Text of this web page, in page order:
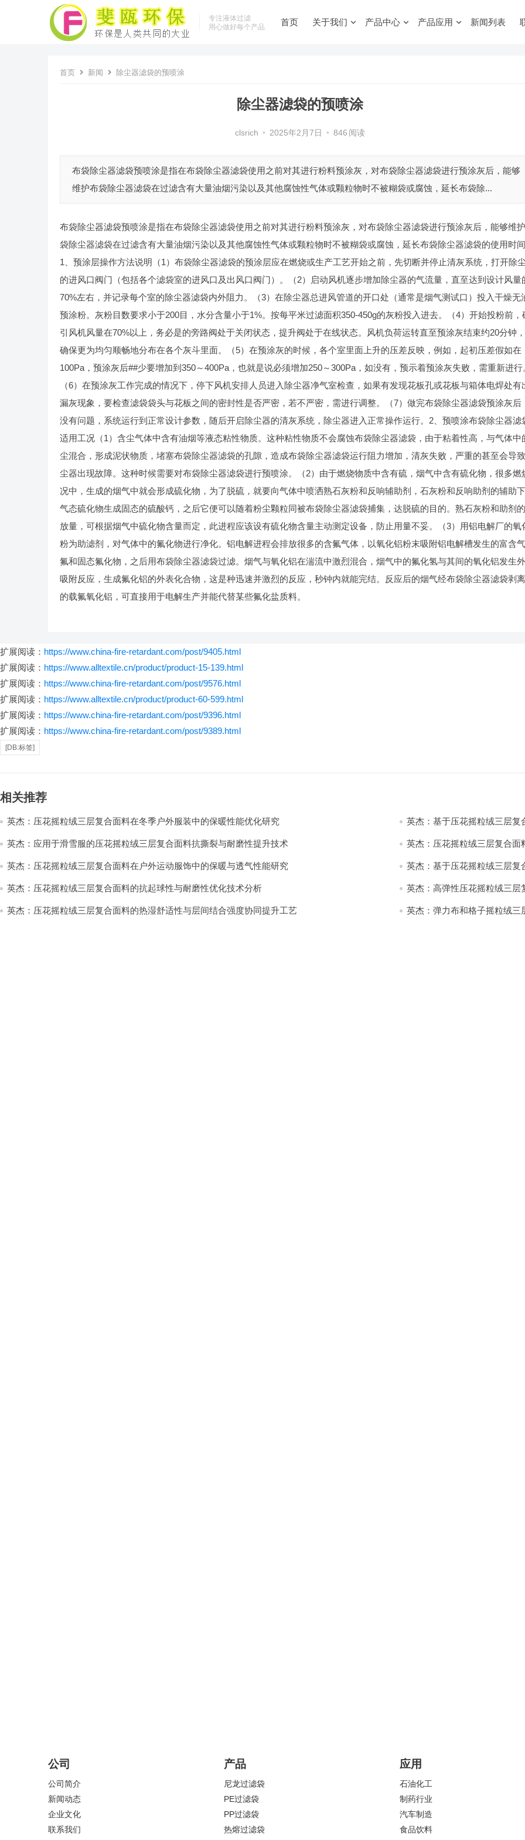
专注液体过滤
用心做好每个产品
首页 关于我们 产品中心 产品应用 新闻列表
首页 新闻 除尘器滤袋的预喷涂
除尘器滤袋的预喷涂
clsrich • 2025年2月7日 • 846 阅读
布袋除尘器滤袋预喷涂是指在布袋除尘器滤袋使用之前对其进行粉料预涂灰，对布袋除尘器滤袋进行预涂灰后，能够
维护布袋除尘器滤袋在过滤含有大量油烟污染以及其他腐蚀性气体或颗粒物时不被糊袋或腐蚀，延长布袋除...
布袋除尘器滤袋预喷涂是指在布袋除尘器滤袋使用之前对其进行粉料预涂灰，对布袋除尘器滤袋进行预涂灰后，能够维
袋除尘器滤袋在过滤含有大量油烟污染以及其他腐蚀性气体或颗粒物时不被糊袋或腐蚀，延长布袋除尘器滤袋的使用时间
1、预涂层操作方法说明（1）布袋除尘器滤袋的预涂层应在燃烧或生产工艺开始之前，先切断并停止清灰系统，打开除
的进风口阀门（包括各个滤袋室的进风口及出风口阀门）。（2）启动风机逐步增加除尘器的气流量，直至达到设计风量
70%左右，并记录每个室的除尘器滤袋内外阻力。（3）在除尘器总进风管道的开口处（通常是烟气测试口）投入干燥无
预涂粉。灰粉目数要求小于200目，水分含量小于1%。按每平米过滤面积350-450g的灰粉投入进去。（4）开始投粉前，
引风机风量在70%以上，务必是的旁路阀处于关闭状态，提升阀处于在线状态。风机负荷运转直至预涂灰结束约20分钟
确保更为均匀顺畅地分布在各个灰斗里面。（5）在预涂灰的时候，各个室里面上升的压差反映，例如，起初压差假如在
100Pa，预涂灰后##少要增加到350～400Pa，也就是说必须增加250～300Pa，如没有，预示着预涂灰失败，需重新进行
（6）在预涂灰工作完成的情况下，停下风机安排人员进入除尘器净气室检查，如果有发现花板孔或花板与箱体电焊处有
漏灰现象，要检查滤袋袋头与花板之间的密封性是否严密，若不严密，需进行调整。（7）做完布袋除尘器滤袋预涂灰后
没有问题，系统运行到正常设计参数，随后开启除尘器的清灰系统，除尘器进入正常操作运行。2、预喷涂布袋除尘器滤
适用工况（1）含尘气体中含有油烟等液态粘性物质。这种粘性物质不会腐蚀布袋除尘器滤袋，由于粘着性高，与气体中
尘混合，形成泥状物质，堵塞布袋除尘器滤袋的孔隙，造成布袋除尘器滤袋运行阻力增加，清灰失败，严重的甚至会导
尘器出现故障。这种时候需要对布袋除尘器滤袋进行预喷涂。（2）由于燃烧物质中含有硫，烟气中含有硫化物，很多燃
况中，生成的烟气中就会形成硫化物，为了脱硫，就要向气体中喷洒熟石灰粉和反响辅助剂，石灰粉和反响助剂的辅助下
气态硫化物生成固态的硫酸钙，之后它便可以随着粉尘颗粒同被布袋除尘器滤袋捕集，达脱硫的目的。熟石灰粉和助剂
放量，可根据烟气中硫化物含量而定，此进程应该设有硫化物含量主动测定设备，防止用量不妥。（3）用铝电解厂的氧
粉为助滤剂，对气体中的氟化物进行净化。铝电解进程会排放很多的含氟气体，以氧化铝粉末吸附铝电解槽发生的富含
氟和固态氟化物，之后用布袋除尘器滤袋过滤。烟气与氧化铝在湍流中激烈混合，烟气中的氟化氢与其间的氧化铝发生
吸附反应，生成氟化铝的外表化合物，这是种迅速并激烈的反应，秒钟内就能完结。反应后的烟气经布袋除尘器滤袋剥
的载氟氧化铝，可直接用于电解生产并能代替某些氟化盐质料。
扩展阅读： https://www.china-fire-retardant.com/post/9405.html
扩展阅读： https://www.alltextile.cn/product/product-15-139.html
扩展阅读： https://www.china-fire-retardant.com/post/9576.html
扩展阅读： https://www.alltextile.cn/product/product-60-599.html
扩展阅读： https://www.china-fire-retardant.com/post/9396.html
扩展阅读： https://www.china-fire-retardant.com/post/9389.html
[DB:标签]
相关推荐
英杰：压花摇粒绒三层复合面料在冬季户外服装中的保暖性能优化研究 英杰：基于压花摇粒绒三层
英杰：应用于滑雪服的压花摇粒绒三层复合面料抗撕裂与耐磨性提升技术 英杰：压花摇粒绒三层复合
英杰：压花摇粒绒三层复合面料在户外运动服饰中的保暖与透气性能研究 英杰：基于压花摇粒绒三层复
英杰：压花摇粒绒三层复合面料的抗起球性与耐磨性优化技术分析 英杰：高弹性压花摇粒绒三层
英杰：压花摇粒绒三层复合面料的热湿舒适性与层间结合强度协同提升工艺 英杰：弹力布和格子摇粒绒
公司
公司简介
新闻动态
企业文化
联系我们
产品
尼龙过滤袋
PE过滤袋
PP过滤袋
热熔过滤袋
应用
石油化工
制药行业
汽车制造
食品饮料